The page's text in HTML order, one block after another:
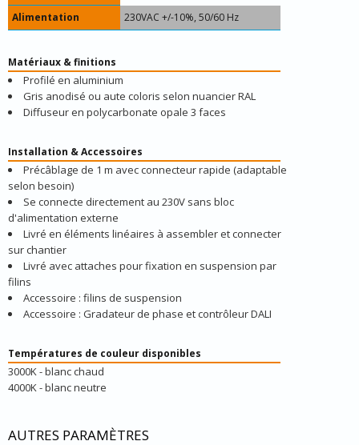
Alimentation 230VAC +/-10%, 50/60 Hz
Matériaux & finitions
Profilé en aluminium
Gris anodisé ou aute coloris selon nuancier RAL
Diffuseur en polycarbonate opale 3 faces
Installation & Accessoires
Précâblage de 1 m avec connecteur rapide (adaptable
selon besoin)
Se connecte directement au 230V sans bloc
d'alimentation externe
Livré en éléments linéaires à assembler et connecter
sur chantier
Livré avec attaches pour fixation en suspension par
filins
Accessoire : filins de suspension
Accessoire : Gradateur de phase et contrôleur DALI
Températures de couleur disponibles
3000K - blanc chaud
4000K - blanc neutre
AUTRES PARAMÈTRES